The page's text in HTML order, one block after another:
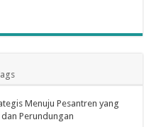
Menuju Pesantren yang
Perundungan